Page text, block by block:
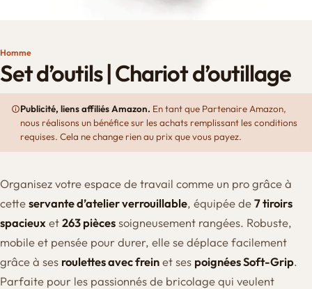
Homme
Set d’outils | Chariot d’outillage
Publicité, liens affiliés Amazon. En tant que Partenaire Amazon,
nous réalisons un bénéfice sur les achats remplissant les conditions
requises. Cela ne change rien au prix que vous payez.
Organisez votre espace de travail comme un pro grâce à
cetteservante d’atelier verrouillable, équipée de7 tiroirs
spacieux et263 piècessoigneusement rangées. Robuste,
mobile et pensée pour durer, elle se déplace facilement
grâce à ses roulettes avec freinet ses poignées Soft-Grip.
Parfaite pour les passionnés de bricolage qui veulent